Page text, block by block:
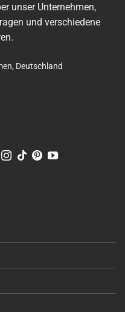
unser Unternehmen,
und verschiedene
Deutschland